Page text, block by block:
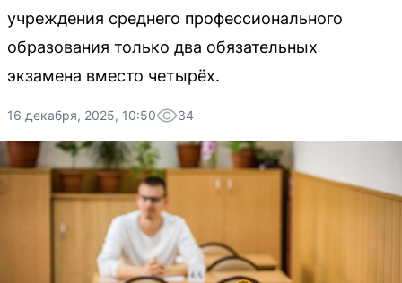
учреждения среднего профессионального
образования только два обязательных
экзамена вместо четырёх.
16 декабря, 2025, 10:50 34